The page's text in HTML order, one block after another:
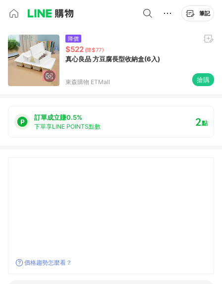
筆記
降價
$522 (降$77)
真心良品 方豆腐長型收納盒(6入)
東森購物 ETMall 搶購
訂單成立賺0.5%
下單享LINE POINTS點數 2點
價格趨勢怎麼看？